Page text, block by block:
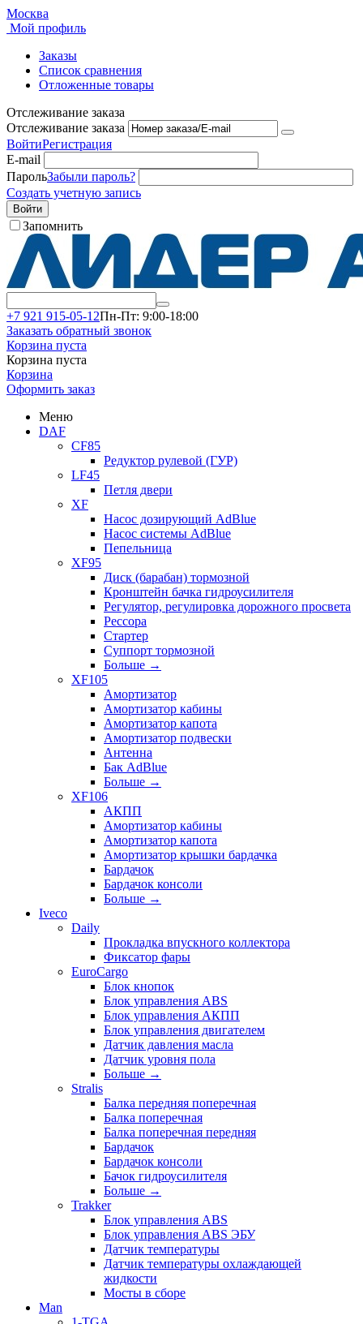
Москва
Мой профиль
Заказы
Список сравнения
Отложенные товары
Отслеживание заказа
Отслеживание заказа
ВойтиРегистрация
E-mail
ПарольЗабыли пароль?
Создать учетную запись
Войти
Запомнить
+7 921 915-05-12Пн-Пт: 9:00-18:00
Заказать обратный звонок
Корзина пуста
Корзина пуста
Корзина
Оформить заказ
Меню
DAF
CF85
Редуктор рулевой (ГУР)
LF45
Петля двери
XF
Насос дозирующий AdBlue
Насос системы AdBlue
Пепельница
XF95
Диск (барабан) тормозной
Кронштейн бачка гидроусилителя
Регулятор, регулировка дорожного просвета
Рессора
Стартер
Суппорт тормозной
Больше →
XF105
Амортизатор
Амортизатор кабины
Амортизатор капота
Амортизатор подвески
Антенна
Бак AdBlue
Больше →
XF106
АКПП
Амортизатор кабины
Амортизатор капота
Амортизатор крышки бардачка
Бардачок
Бардачок консоли
Больше →
Iveco
Daily
Прокладка впускного коллектора
Фиксатор фары
EuroCargo
Блок кнопок
Блок управления ABS
Блок управления АКПП
Блок управления двигателем
Датчик давления масла
Датчик уровня пола
Больше →
Stralis
Балка передняя поперечная
Балка поперечная
Балка поперечная передняя
Бардачок
Бардачок консоли
Бачок гидроусилителя
Больше →
Trakker
Блок управления ABS
Блок управления ABS ЭБУ
Датчик температуры
Датчик температуры охлаждающей
жидкости
Мосты в сборе
Man